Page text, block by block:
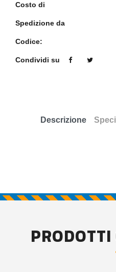
Costo di
Spedizione da
Codice:
Condividi su
Descrizione